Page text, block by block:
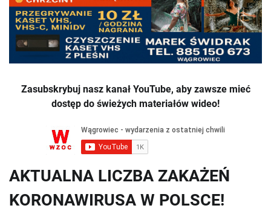
Zasubskrybuj nasz kanał YouTube, aby zawsze mieć
dostęp do świeżych materiałów wideo!
AKTUALNA LICZBA ZAKAŻEŃ
KORONAWIRUSA W POLSCE!